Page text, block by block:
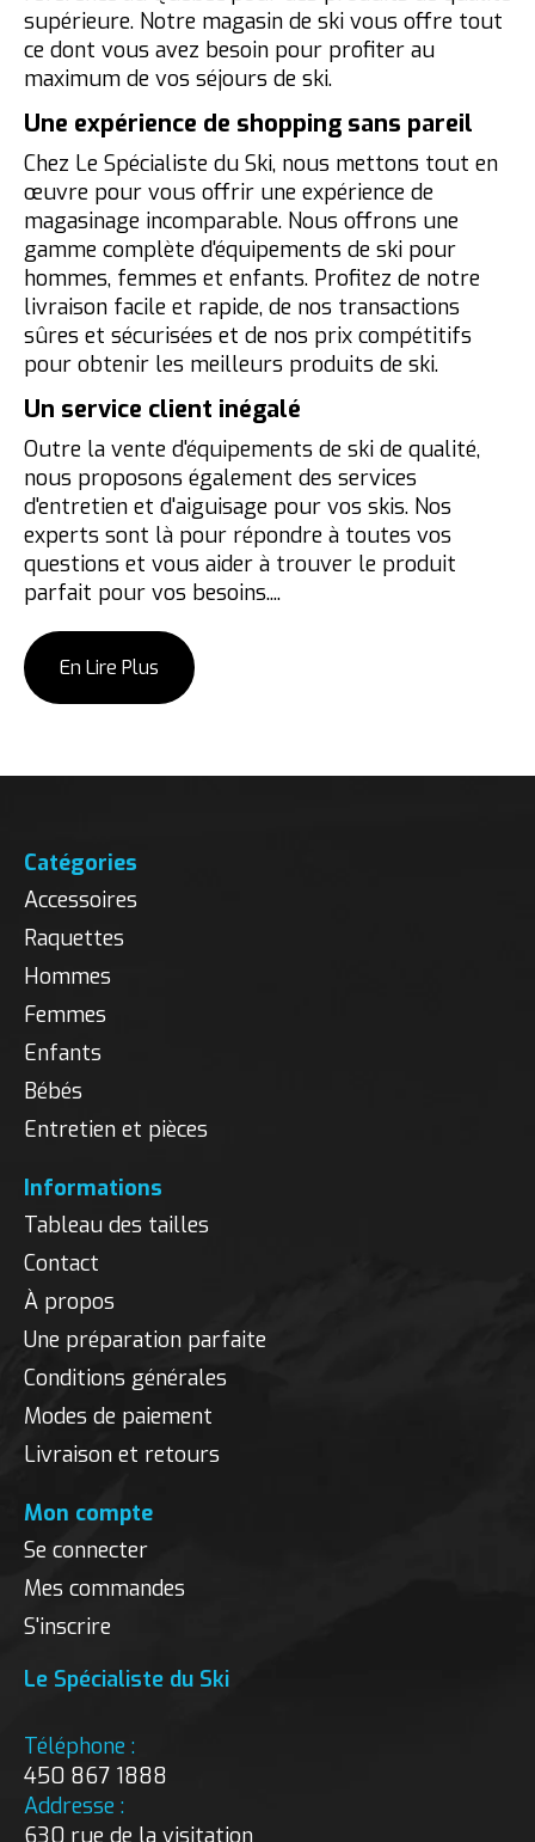
supérieure. Notre magasin de ski vous offre tout
ce dont vous avez besoin pour profiter au
maximum de vos séjours de ski.
Une expérience de shopping sans pareil
Chez Le Spécialiste du Ski, nous mettons tout en
œuvre pour vous offrir une expérience de
magasinage incomparable. Nous offrons une
gamme complète d'équipements de ski pour
hommes, femmes et enfants. Profitez de notre
livraison facile et rapide, de nos transactions
sûres et sécurisées et de nos prix compétitifs
pour obtenir les meilleurs produits de ski.
Un service client inégalé
Outre la vente d'équipements de ski de qualité,
nous proposons également des services
d'entretien et d'aiguisage pour vos skis. Nos
experts sont là pour répondre à toutes vos
questions et vous aider à trouver le produit
parfait pour vos besoins....
En Lire Plus
Catégories
Accessoires
Raquettes
Hommes
Femmes
Enfants
Bébés
Entretien et pièces
Informations
Tableau des tailles
Contact
À propos
Une préparation parfaite
Conditions générales
Modes de paiement
Livraison et retours
Mon compte
Se connecter
Mes commandes
S'inscrire
Le Spécialiste du Ski
Téléphone :
450 867 1888
Addresse :
630 rue de la visitation